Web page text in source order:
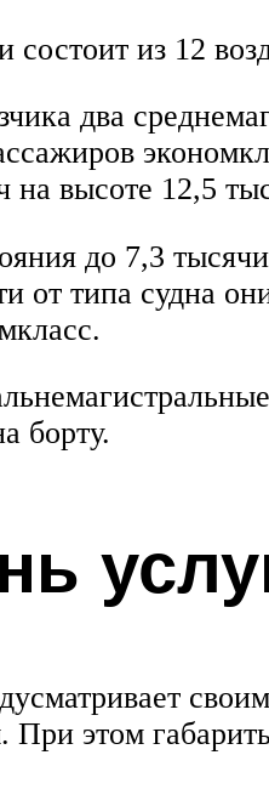
состоит из 12
два
на высоте 12,5
до 7,3
от типа судна
борту.
При этом